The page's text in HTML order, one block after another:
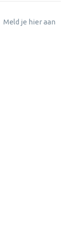
Meld je hier aan